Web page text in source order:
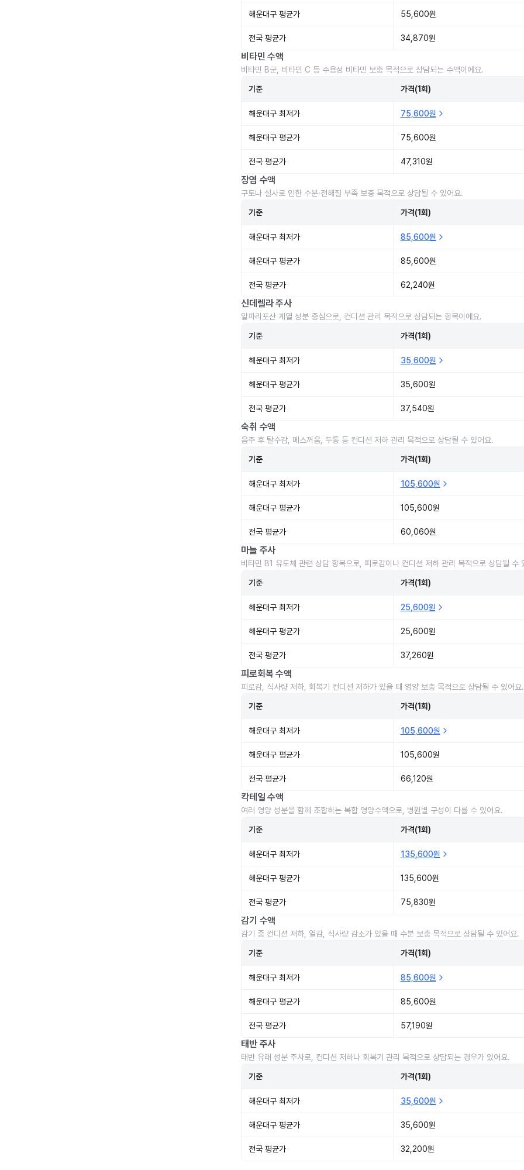
해운대구 평균가 55,600원
전국 평균가 34,870원
비타민 수액
비타민 B군, 비타민 C 등 수용성 비타민 보충 목적으로 상담되는 수액이에요.
기준 가격(1회)
해운대구 최저가 75,600원
해운대구 평균가 75,600원
전국 평균가 47,310원
장염 수액
구토나 설사로 인한 수분·전해질 부족 보충 목적으로 상담될 수 있어요.
기준 가격(1회)
해운대구 최저가 85,600원
해운대구 평균가 85,600원
전국 평균가 62,240원
신데렐라 주사
알파리포산 계열 성분 중심으로, 컨디션 관리 목적으로 상담되는 항목이에요.
기준 가격(1회)
해운대구 최저가 35,600원
해운대구 평균가 35,600원
전국 평균가 37,540원
숙취 수액
음주 후 탈수감, 메스꺼움, 두통 등 컨디션 저하 관리 목적으로 상담될 수 있어요.
기준 가격(1회)
해운대구 최저가 105,600원
해운대구 평균가 105,600원
전국 평균가 60,060원
마늘 주사
비타민 B1 유도체 관련 상담 항목으로, 피로감이나 컨디션 저하 관리 목적으로 상담될 수
기준 가격(1회)
해운대구 최저가 25,600원
해운대구 평균가 25,600원
전국 평균가 37,260원
피로회복 수액
피로감, 식사량 저하, 회복기 컨디션 저하가 있을 때 영양 보충 목적으로 상담될 수 있어요.
기준 가격(1회)
해운대구 최저가 105,600원
해운대구 평균가 105,600원
전국 평균가 66,120원
칵테일 수액
여러 영양 성분을 함께 조합하는 복합 영양수액으로, 병원별 구성이 다를 수 있어요.
기준 가격(1회)
해운대구 최저가 135,600원
해운대구 평균가 135,600원
전국 평균가 75,830원
감기 수액
감기 중 컨디션 저하, 열감, 식사량 감소가 있을 때 수분 보충 목적으로 상담될 수 있어요.
기준 가격(1회)
해운대구 최저가 85,600원
해운대구 평균가 85,600원
전국 평균가 57,190원
태반 주사
태반 유래 성분 주사로, 컨디션 저하나 회복기 관리 목적으로 상담되는 경우가 있어요.
기준 가격(1회)
해운대구 최저가 35,600원
해운대구 평균가 35,600원
전국 평균가 32,200원